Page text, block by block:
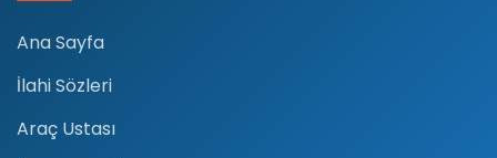
Ana Sayfa
İlahi Sözleri
Araç Ustası